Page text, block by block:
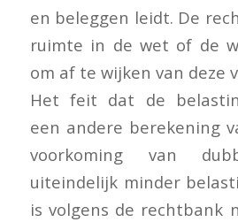
en beleggen leidt. De
ruimte in de wet of de
om af te wijken van deze
Het feit dat de
een andere berekening
voorkoming van
uiteindelijk minder
is volgens de rechtbank